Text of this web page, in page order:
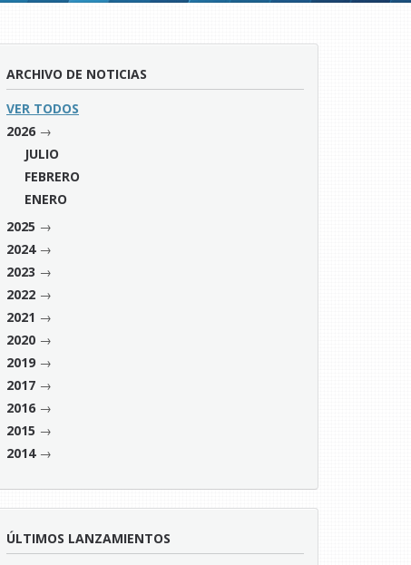
ARCHIVO DE NOTICIAS
VER TODOS
2026 →
JULIO
FEBRERO
ENERO
2025 →
2024→
2023 →
2022 →
2021 →
2020 →
2019 →
2017 →
2016 →
2015 →
2014→
ÚLTIMOS LANZAMIENTOS